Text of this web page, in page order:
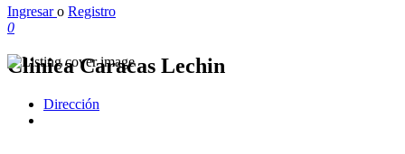
Ingresaro Registro
0
Clinica Caracas Lechin
Dirección